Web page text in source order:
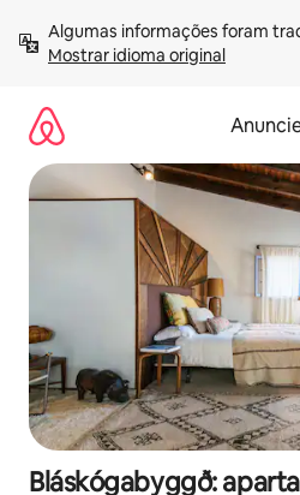
para
Mostrar idioma original
Bláskógabyggð: